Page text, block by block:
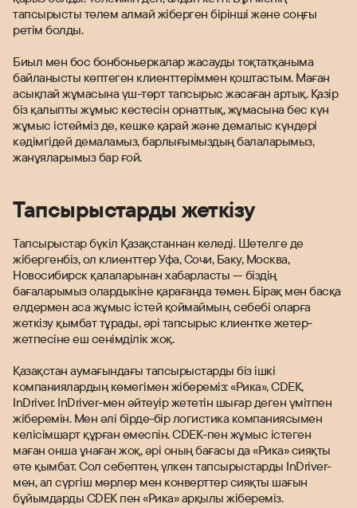
тапсырысты төлем алмай жіберген бірінші және соңғы
ретім болды.
Биыл мен бос бонбоньеркалар жасауды тоқтатқаныма
байланысты көптеген клиенттеріммен қоштастым. Маған
асықпай жұмасына үш-төрт тапсырыс жасаған артық. Қазір
біз қалыпты жұмыс кестесін орнаттық, жұмасына бес күн
жұмыс істейміз де, кешке қарай және демалыс күндері
кәдімгідей демаламыз, барлығымыздың балаларымыз,
жанұяларымыз бар ғой.
Тапсырыстарды жеткізу
Тапсырыстар бүкіл Қазақстаннан келеді. Шетелге де
жібергенбіз, ол клиенттер Уфа, Сочи, Баку, Москва,
Новосибирск қалаларынан хабарласты — біздің
бағаларымыз олардыкіне қарағанда төмен. Бірақ мен басқа
елдермен аса жұмыс істей қоймаймын, себебі оларға
жеткізу қымбат тұрады, әрі тапсырыс клиентке жетер-
жетпесіне еш сенімділік жоқ.
Қазақстан аумағындағы тапсырыстарды біз ішкі
компаниялардың көмегімен жібереміз: «Рика», CDEK,
InDriver. InDriver-мен әйтеуір жететін шығар деген үмітпен
жіберемін. Мен әлі бірде-бір логистика компаниясымен
келісімшарт құрған емеспін. CDEK-пен жұмыс істеген
маған онша ұнаған жоқ, әрі оның бағасы да «Рика» сияқты
өте қымбат. Сол себептен, үлкен тапсырыстарды InDriver-
мен, ал сүргіш мөрлер мен конверттер сияқты шағын
бұйымдарды CDEK пен «Рика» арқылы жібереміз.